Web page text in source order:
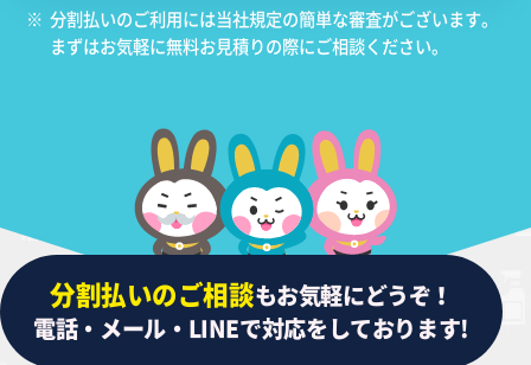
※ 分割払いのご利用には当社規定の簡単な審査がございます。
まずはお気軽に無料お見積りの際にご相談ください。
分割払いのご相談もお気軽にどうぞ！
電話・メール・LINEで対応をしております!